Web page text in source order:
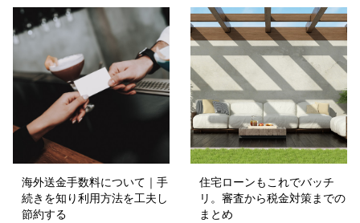
海外送金手数料について｜手
続きを知り利用方法を工夫し
節約する
住宅ローンもこれでバッチ
リ。審査から税金対策までの
まとめ